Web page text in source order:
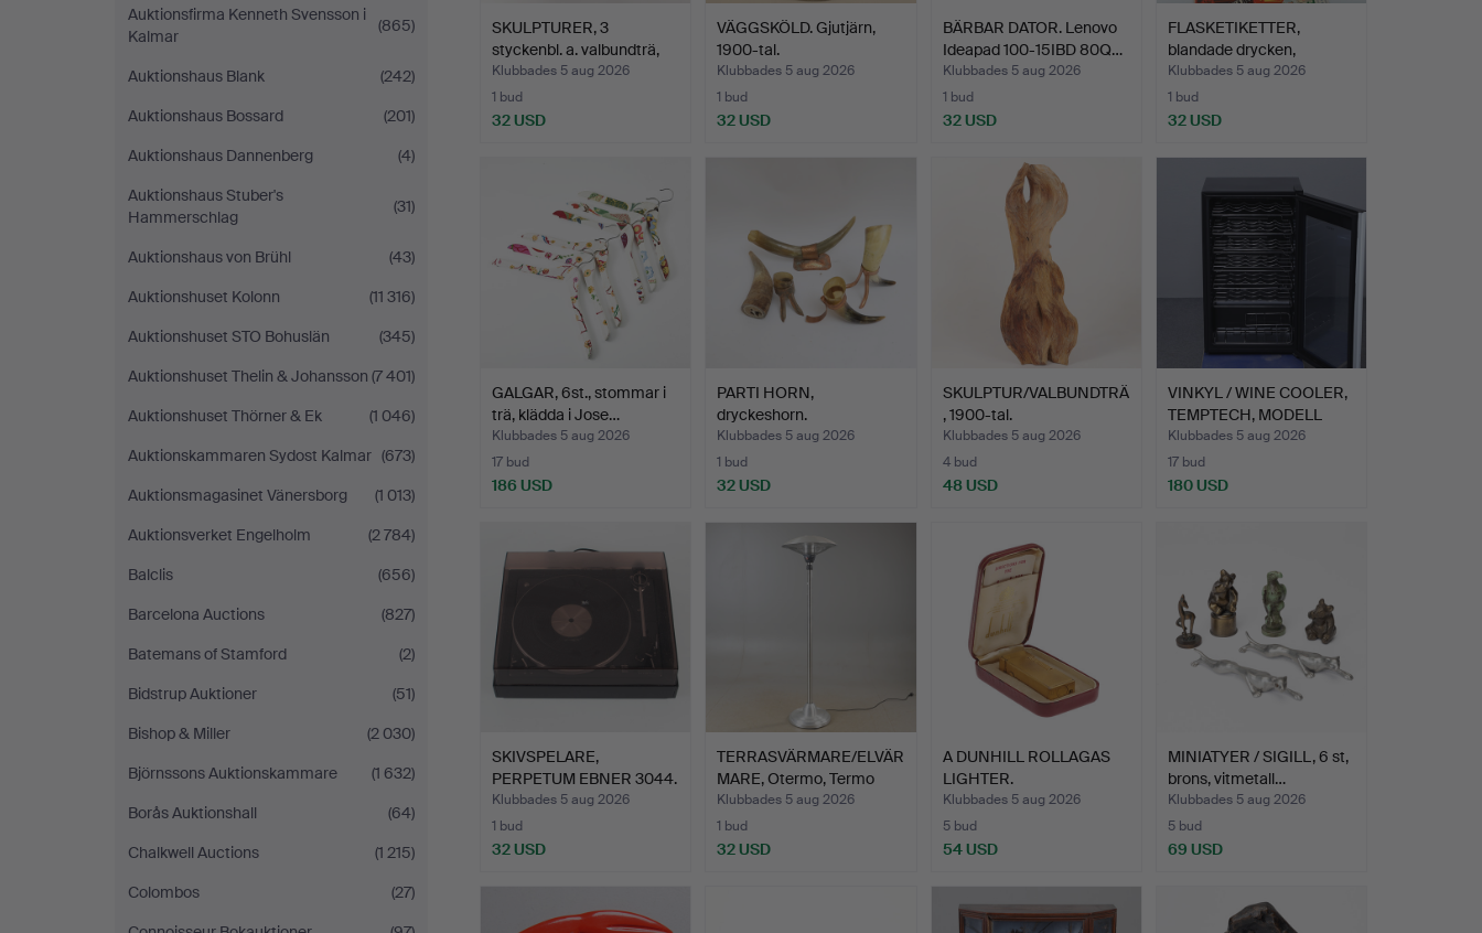
Auktionsfirma Kenneth Svensson i
Kalmar
(865)
Auktionshaus Blank
(242)
Auktionshaus Bossard
(201)
Auktionshaus Dannenberg
(4)
Auktionshaus Stuber's
Hammerschlag
(31)
Auktionshaus von Brühl
(43)
Auktionshuset Kolonn
(11 316)
Auktionshuset STO Bohuslän
(345)
Auktionshuset Thelin & Johansson (7 401)
Auktionshuset Thörner & Ek
(1 046)
Auktionskammaren Sydost Kalmar (673)
Auktionsmagasinet Vänersborg
(1 013)
Auktionsverket Engelholm
(2 784)
Balclis
(656)
Barcelona Auctions
(827)
Batemans of Stamford
(2)
Bidstrup Auktioner
(51)
Bishop & Miller
(2 030)
Björnssons Auktionskammare
(1 632)
Borås Auktionshall
(64)
Chalkwell Auctions
(1 215)
Colombos
(27)
SKULPTURER, 3
styckenbl. a. valbundträ,
19…
Klubbades 5 aug 2026
1 bud
32 USD
VÄGGSKÖLD. Gjutjärn,
1900-tal.
Klubbades 5 aug 2026
1 bud
32 USD
BÄRBAR DATOR. Lenovo
Ideapad 100-15IBD 80Q…
Klubbades 5 aug 2026
1 bud
32 USD
FLASKETIKETTER,
blandade drycken,
mestadel…
Klubbades 5 aug 2026
1 bud
32 USD
GALGAR, 6st., stommar i
trä, klädda i Jose…
Klubbades 5 aug 2026
17 bud
186 USD
PARTI HORN,
dryckeshorn.
Klubbades 5 aug 2026
1 bud
32 USD
SKULPTUR/VALBUNDTRÄ
, 1900-tal.
Klubbades 5 aug 2026
4 bud
48 USD
VINKYL / WINE COOLER,
TEMPTECH, MODELL
MW9…
Klubbades 5 aug 2026
17 bud
180 USD
SKIVSPELARE,
PERPETUM EBNER 3044.
Klubbades 5 aug 2026
1 bud
32 USD
TERRASVÄRMARE/ELVÄR
MARE, Otermo, Termo
Ven…
Klubbades 5 aug 2026
1 bud
32 USD
A DUNHILL ROLLAGAS
LIGHTER.
Klubbades 5 aug 2026
5 bud
54 USD
MINIATYER / SIGILL, 6 st,
brons, vitmetall…
Klubbades 5 aug 2026
5 bud
69 USD